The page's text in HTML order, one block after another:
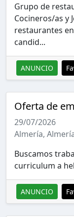
Grupo de
Cocineros/as y
restaurantes
candid...
ANUNCIO
Oferta de
29/07/2026
Almería,
Buscamos
curriculum a
ANUNCIO